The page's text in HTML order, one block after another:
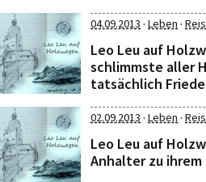
04.09.2013 · Leben ·
Leo Leu auf
schlimmste aller
tatsächlich
02.09.2013 · Leben ·
Leo Leu auf
Anhalter zu ihrem